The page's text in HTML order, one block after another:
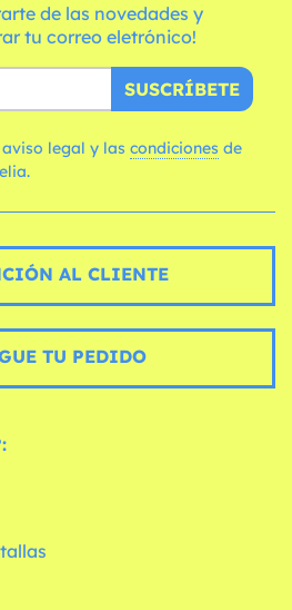
de las novedades y
tu correo eletrónico!
SUSCRÍBETE
legal y las condiciones
AL CLIENTE
TU PEDIDO